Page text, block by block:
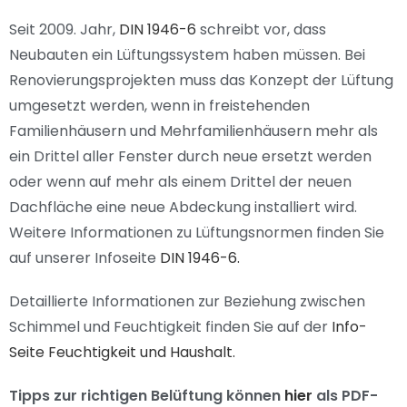
Seit 2009. Jahr, DIN 1946-6 schreibt vor, dass
Neubauten ein Lüftungssystem haben müssen. Bei
Renovierungsprojekten muss das Konzept der Lüftung
umgesetzt werden, wenn in freistehenden
Familienhäusern und Mehrfamilienhäusern mehr als
ein Drittel aller Fenster durch neue ersetzt werden
oder wenn auf mehr als einem Drittel der neuen
Dachfläche eine neue Abdeckung installiert wird.
Weitere Informationen zu Lüftungsnormen finden Sie
auf unserer Infoseite DIN 1946-6.
Detaillierte Informationen zur Beziehung zwischen
Schimmel und Feuchtigkeit finden Sie auf der Info-
Seite Feuchtigkeit und Haushalt.
Tipps zur richtigen Belüftung können hier als PDF-